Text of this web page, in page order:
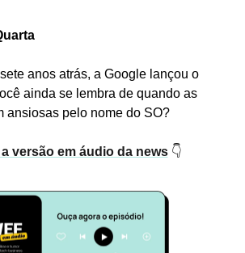
anos atrás, a Google lançou o
ainda se lembra de quando as
ansiosas pelo nome do SO?
versão em áudio da news👇